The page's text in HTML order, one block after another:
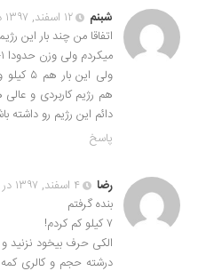
شبنم
۱۲ اسفند, ۱۳۹۷ در ۵:۴۱ ب٫ظ
اتفاقا من چند بار این
میکردم ولى وزن حدودا ۱-۱/۵ کیلو کم میکردم
هم رژیم کاربردى و
دائم این رژیم رو
پاسخ
رضا
۴ اسفند, ۱۳۹۷ در ۹:۵۱ ب٫ظ
بنده گرفتم
۷ کیلو کم کردم!
الکی حرف بیخود نزنید
درشته حجم و کالری کمه